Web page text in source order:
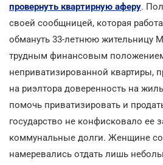
провернуть квартирную аферу.
своей сообщницей, которая
обмануть 33-летнюю жительницу
трудным финансовым
неприватизированной квартиры,
на риэлтора доверенность на
помочь приватизировать и
государство не конфисковало ее
коммунальные долги. Женщине
намеревались отдать лишь